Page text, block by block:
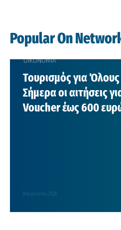
Popular On
ΟΙΚΟΝΟΜΙΑ
Τουρισμός για
Σήμερα οι αιτήσεις
Voucher έως 600
8 Αυγούστου 2026